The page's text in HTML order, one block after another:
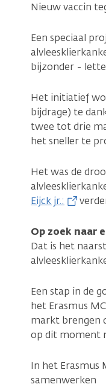
Nieuw vaccin
Een speciaal
bijzonder -
Het initiatief
bijdrage) te
twee tot drie
het sneller te
Het was de
Eijck jr.:
Op zoek naar
Dat is het
Een stap in de
het Erasmus
markt brengen
op dit moment
In het Erasmus
samenwer­ken